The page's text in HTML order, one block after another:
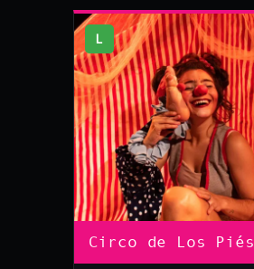
L
Circo de Los Piés